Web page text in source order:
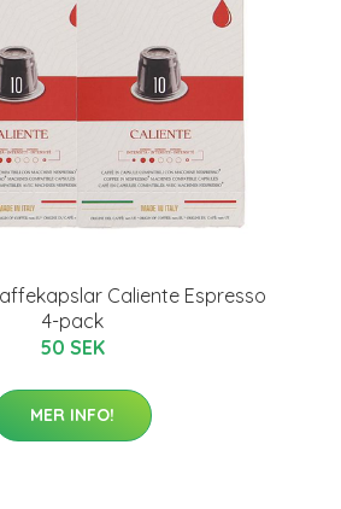
Caliente Espresso
4-pack
50 SEK
MER INFO!